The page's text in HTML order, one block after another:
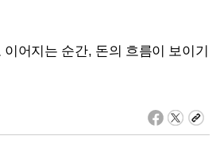
어지는 순간, 돈의 흐름이 보이기